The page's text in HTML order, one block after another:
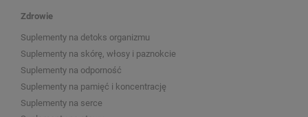
Zdrowie
Suplementy na detoks organizmu
Suplementy na skórę, włosy i paznokcie
Suplementy na odporność
Suplementy na pamięć i koncentrację
Suplementy na serce